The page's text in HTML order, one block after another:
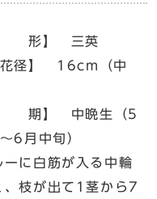
形】 三英
花径】 16cm（中
期】 中晩生（5
6月中旬）
白筋が入る中輪
、枝が出て1茎から7